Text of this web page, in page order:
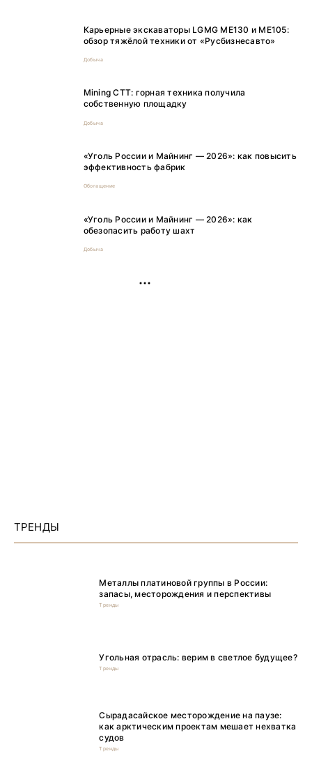
Карьерные экскаваторы LGMG ME130 и ME105:
обзор тяжёлой техники от «Русбизнесавто»
Добыча
Mining CTT: горная техника получила
собственную площадку
Добыча
«Уголь России и Майнинг — 2026»: как повысить
эффективность фабрик
Обогащение
«Уголь России и Майнинг — 2026»: как
обезопасить работу шахт
Добыча
ТРЕНДЫ
Металлы платиновой группы в России:
запасы, месторождения и перспективы
Тренды
Угольная отрасль: верим в светлое будущее?
Тренды
Сырадасайское месторождение на паузе:
как арктическим проектам мешает нехватка
судов
Тренды